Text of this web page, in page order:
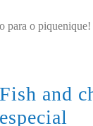
para o piquenique!
Fish and
especial